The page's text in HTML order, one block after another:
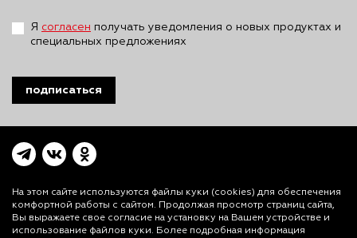
Я согласен получать уведомления о новых продуктах и
специальных предложениях
подписаться
На этом сайте используются файлы куки (cookies) для обеспечения
комфортной работы с сайтом. Продолжая просмотр страниц сайта,
Вы выражаете свое согласие на установку на Вашем устройстве и
использование файлов куки. Более подробная информация